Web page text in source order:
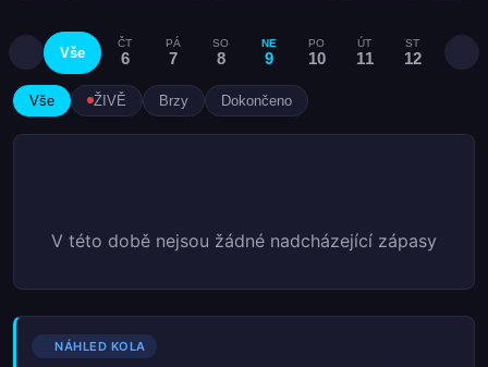
Vše
ČT
6
PÁ
7
SO
8
NE
9
PO
10
ÚT
11
ST
12
Vše ŽIVĚ Brzy Dokončeno
V této době nejsou žádné nadcházející zápasy
NÁHLED KOLA